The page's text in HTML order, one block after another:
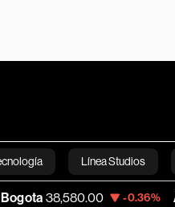
Línea Studios
English
-0.36% Apple 311.19